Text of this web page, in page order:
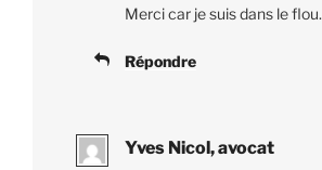
Merci car je suis dans le flou.
Répondre
Yves Nicol, avocat